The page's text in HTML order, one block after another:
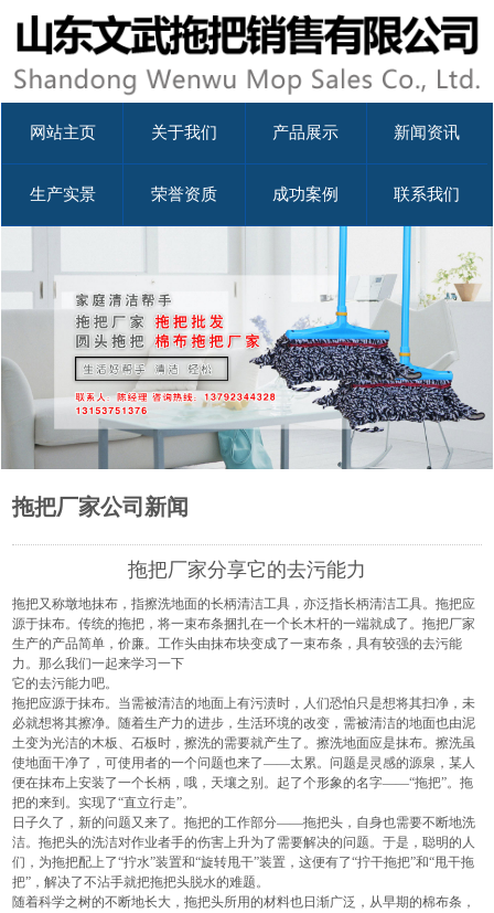
网站主页 关于我们 产品展示 新闻资讯
生产实景 荣誉资质 成功案例 联系我们
拖把厂家公司新闻
拖把厂家分享它的去污能力
拖把又称墩地抹布，指擦洗地面的长柄清洁工具，亦泛指长柄清洁工具。拖把应
源于抹布。传统的拖把，将一束布条捆扎在一个长木杆的一端就成了。拖把厂家
生产的产品简单，价廉。工作头由抹布块变成了一束布条，具有较强的去污能
力。那么我们一起来学习一下
它的去污能力吧。
拖把应源于抹布。当需被清洁的地面上有污渍时，人们恐怕只是想将其扫净，未
必就想将其擦净。随着生产力的进步，生活环境的改变，需被清洁的地面也由泥
土变为光洁的木板、石板时，擦洗的需要就产生了。擦洗地面应是抹布。擦洗虽
使地面干净了，可使用者的一个问题也来了——太累。问题是灵感的源泉，某人
便在抹布上安装了一个长柄，哦，天壤之别。起了个形象的名字——“拖把”。拖
把的来到。实现了“直立行走”。
日子久了，新的问题又来了。拖把的工作部分——拖把头，自身也需要不断地洗
洁。拖把头的洗洁对作业者手的伤害上升为了需要解决的问题。于是，聪明的人
们，为拖把配上了“拧水”装置和“旋转甩干”装置，这便有了“拧干拖把”和“甩干拖
把”，解决了不沾手就把拖把头脱水的难题。
随着科学之树的不断地长大，拖把头所用的材料也日渐广泛，从早期的棉布条，